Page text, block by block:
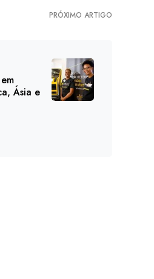
PRÓXIMO ARTIGO
Ásia e